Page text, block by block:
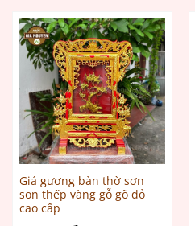
Giá gương bàn thờ sơn
son thếp vàng gỗ gõ đỏ
cao cấp